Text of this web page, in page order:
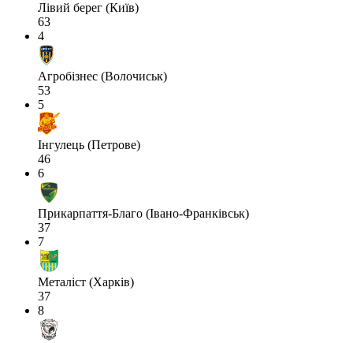
Лівий берег (Київ)
63
4
Агробізнес (Волочиськ)
53
5
Інгулець (Петрове)
46
6
Прикарпаття-Благо (Івано-Франківськ)
37
7
Металіст (Харків)
37
8